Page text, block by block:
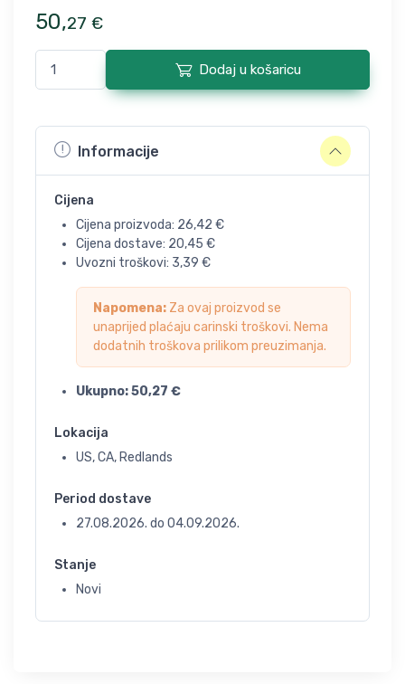
50,27 €
Dodaj u košaricu
Informacije
Cijena
Cijena proizvoda: 26,42 €
Cijena dostave: 20,45 €
Uvozni troškovi: 3,39 €
Napomena: Za ovaj proizvod se
unaprijed plaćaju carinski troškovi. Nema
dodatnih troškova prilikom preuzimanja.
Ukupno:50,27 €
Lokacija
US, CA, Redlands
Period dostave
27.08.2026. do 04.09.2026.
Stanje
Novi